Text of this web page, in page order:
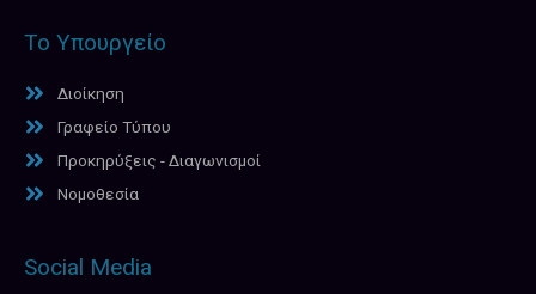
Το Υπουργείο
Διοίκηση
Γραφείο Τύπου
Προκηρύξεις - Διαγωνισμοί
Νομοθεσία
Social Media